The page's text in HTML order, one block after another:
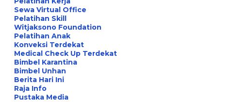
Sewa Virtual Office
Pelatihan Skill
Witjaksono Foundation
Pelatihan Anak
Konveksi Terdekat
Medical Check Up Terdekat
Bimbel Karantina
Bimbel Unhan
Berita Hari Ini
Raja Info
Pustaka Media